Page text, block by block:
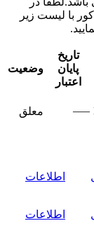
با لیست زیر
تاریخ
پایان
اعتبار
وضعیت
—– معلق
اطلاعات
اطلاعات